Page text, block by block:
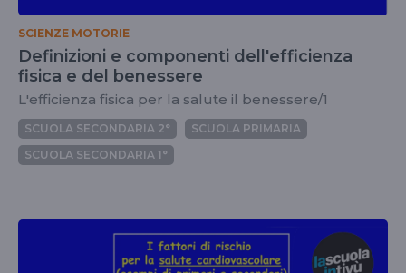
SCIENZE MOTORIE
Definizioni e componenti dell'efficienza
fisica e del benessere
L'efficienza fisica per la salute il benessere/1
SCUOLA SECONDARIA 2°
SCUOLA PRIMARIA
SCUOLA SECONDARIA 1°